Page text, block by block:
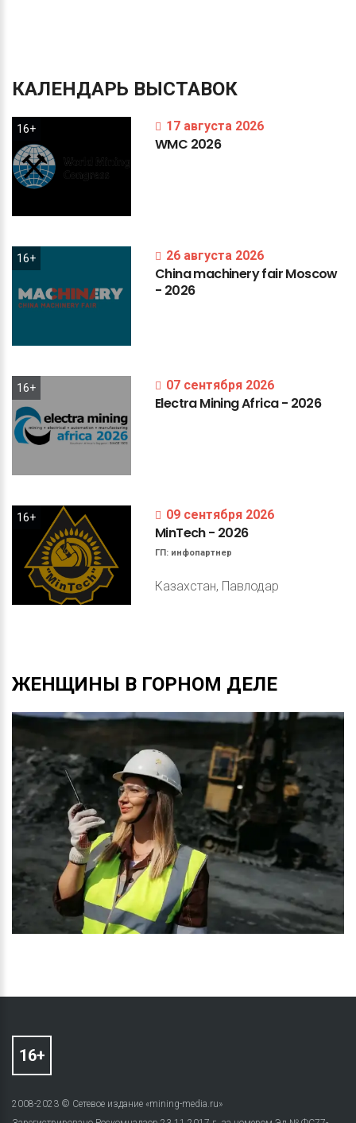
КАЛЕНДАРЬ ВЫСТАВОК
16+ 17 августа 2026
WMC 2026
16+ 26 августа 2026
ChinamachineryfairMoscow
- 2026
16+ 07 сентября 2026
ElectraMiningAfrica- 2026
16+ 09 сентября 2026
MinTech- 2026
ГП: инфопартнер
Казахстан, Павлодар
ЖЕНЩИНЫ В ГОРНОМ ДЕЛЕ
2008-2023 © Сетевое издание «mining-media.ru»